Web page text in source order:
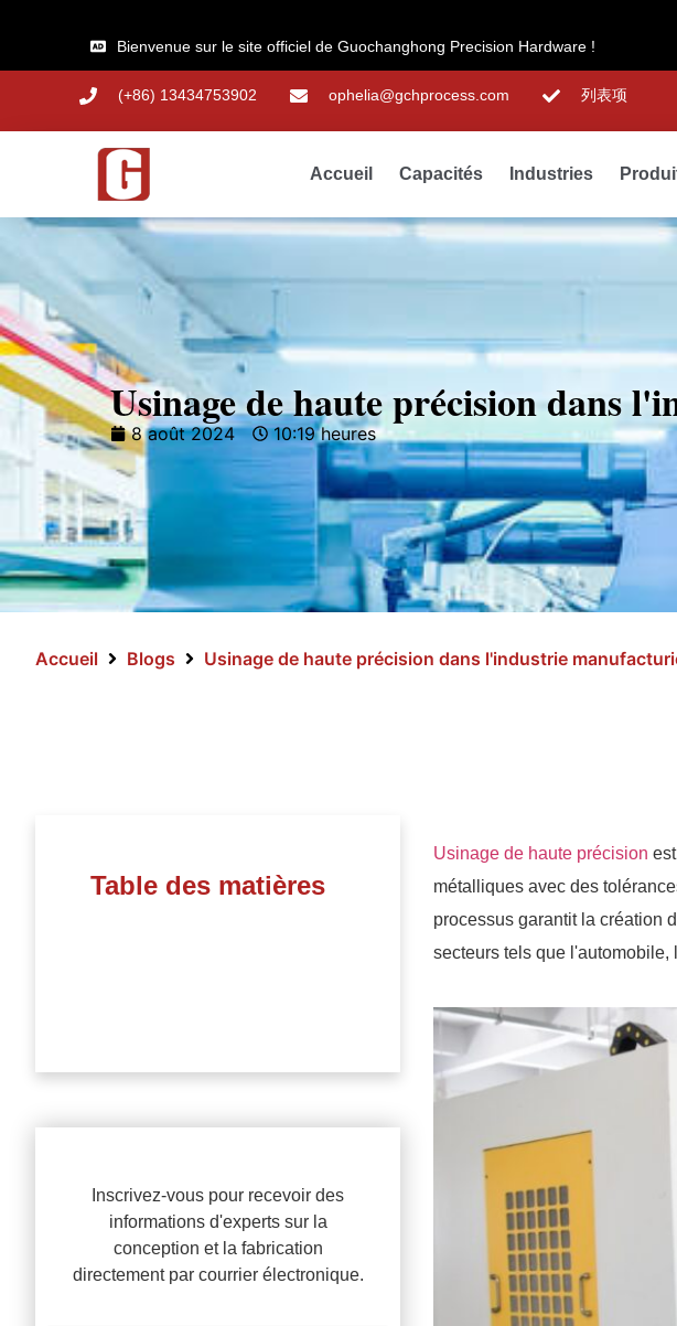
Bienvenue sur le site officiel de Guochanghong Precision Hardware !
(+86) 13434753902 ophelia@gchprocess.com 列表项
Accueil Capacités Industries
Usinage de haute précision dans
8 août 2024 10:19 heures
Accueil Blogs Usinage de haute précision dans l'industrie
Table des matières
Inscrivez-vous pour recevoir des
informations d'experts sur la
conception et la fabrication
directement par courrier électronique.
Usinage de haute précision
métalliques avec des
processus garantit la création
secteurs tels que